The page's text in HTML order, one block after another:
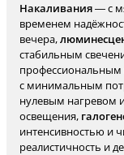
Накаливания— с
временем
вечера,
стабильным
с минимальным
нулевым нагревом
освещения,
интенсивностью и
реалистичность и